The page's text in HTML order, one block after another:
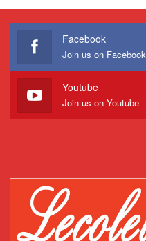
Facebook
Join us on Facebook
Youtube
Join us on Youtube